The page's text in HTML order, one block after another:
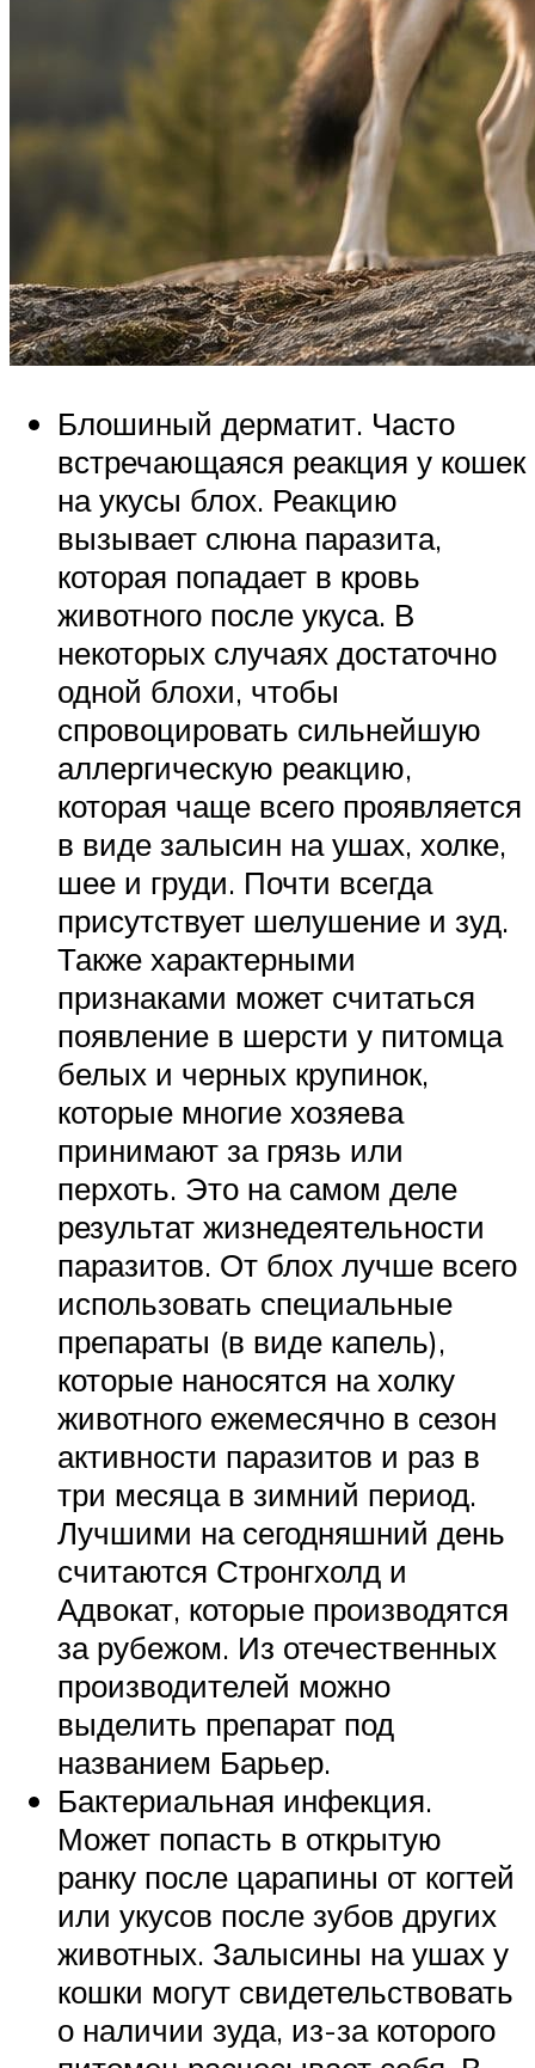
Блошиный дерматит. Часто
встречающаяся реакция у кошек
на укусы блох. Реакцию
вызывает слюна паразита,
которая попадает в кровь
животного после укуса. В
некоторых случаях достаточно
одной блохи, чтобы
спровоцировать сильнейшую
аллергическую реакцию,
которая чаще всего проявляется
в виде залысин на ушах, холке,
шее и груди. Почти всегда
присутствует шелушение и зуд.
Также характерными
признаками может считаться
появление в шерсти у питомца
белых и черных крупинок,
которые многие хозяева
принимают за грязь или
перхоть. Это на самом деле
результат жизнедеятельности
паразитов. От блох лучше всего
использовать специальные
препараты (в виде капель),
которые наносятся на холку
животного ежемесячно в сезон
активности паразитов и раз в
три месяца в зимний период.
Лучшими на сегодняшний день
считаются Стронгхолд и
Адвокат, которые производятся
за рубежом. Из отечественных
производителей можно
выделить препарат под
названием Барьер.
Бактериальная инфекция.
Может попасть в открытую
ранку после царапины от когтей
или укусов после зубов других
животных. Залысины на ушах у
кошки могут свидетельствовать
о наличии зуда, из-за которого